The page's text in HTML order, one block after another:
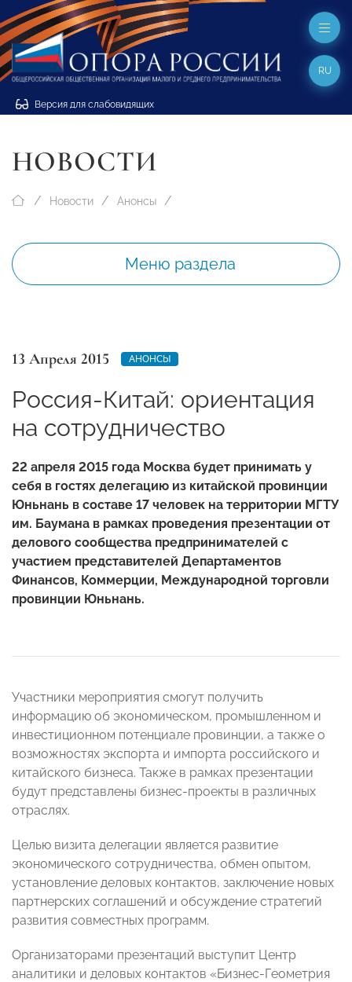
Версия для слабовидящих
RU
НОВОСТИ
Новости Анонсы
Меню раздела
13 Апреля 2015 АНОНСЫ
Россия-Китай: ориентация
на сотрудничество
22 апреля 2015 года Москва будет принимать у
себя в гостях делегацию из китайской провинции
Юньнань в составе 17 человек на территории МГТУ
им. Баумана в рамках проведения презентации от
делового сообщества предпринимателей с
участием представителей Департаментов
Финансов, Коммерции, Международной торговли
провинции Юньнань.
Участники мероприятия смогут получить
информацию об экономическом, промышленном и
инвестиционном потенциале провинции, а также о
возможностях экспорта и импорта российского и
китайского бизнеса. Также в рамках презентации
будут представлены бизнес-проекты в различных
отраслях.
Целью визита делегации является развитие
экономического сотрудничества, обмен опытом,
установление деловых контактов, заключение новых
партнерских соглашений и обсуждение стратегий
развития совместных программ.
Организаторами презентаций выступит Центр
аналитики и деловых контактов «Бизнес-Геометрия